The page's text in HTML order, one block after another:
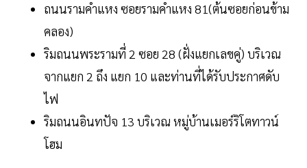
ถนนรามคำแหง ซอยรามคำแหง 81(ต้นซอยก่อนข้าม
คลอง)
ริมถนนพระรามที่ 2 ซอย 28 (ฝั่งแยกเลขคู่) บริเวณ
จากแยก 2 ถึง แยก 10 และท่านที่ได้รับประกาศดับ
ไฟ
ริมถนนอินทปัจ 13 บริเวณ หมู่บ้านเมอร์ริโตทาวน์
โฮม